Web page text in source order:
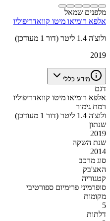
מלפנים שמאל
אלפא רומיאו מיטו קוואדריפוליו
ולוצ'ה 1.4 ליטר (דור 1 מעודכן)
2019
מידע כללי
דגם
אלפא רומיאו מיטו קוואדריפוליו
רמת גימור
ולוצ'ה 1.4 ליטר (דור 1 מעודכן)
שנתון
2019
שנת השקה
2014
סוג מרכב
האצ'בק
קטגוריה
סופרמיני פרימיום ספורטיבי
מקומות
5
דלתות